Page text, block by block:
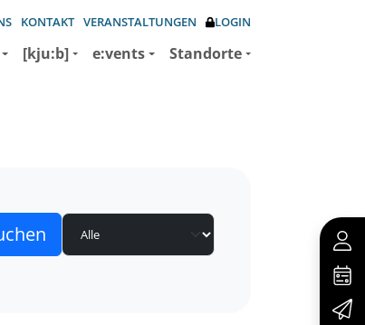
KONTAKT VERANSTALTUNGEN LOGIN
[kju:b] e:vents Standorte